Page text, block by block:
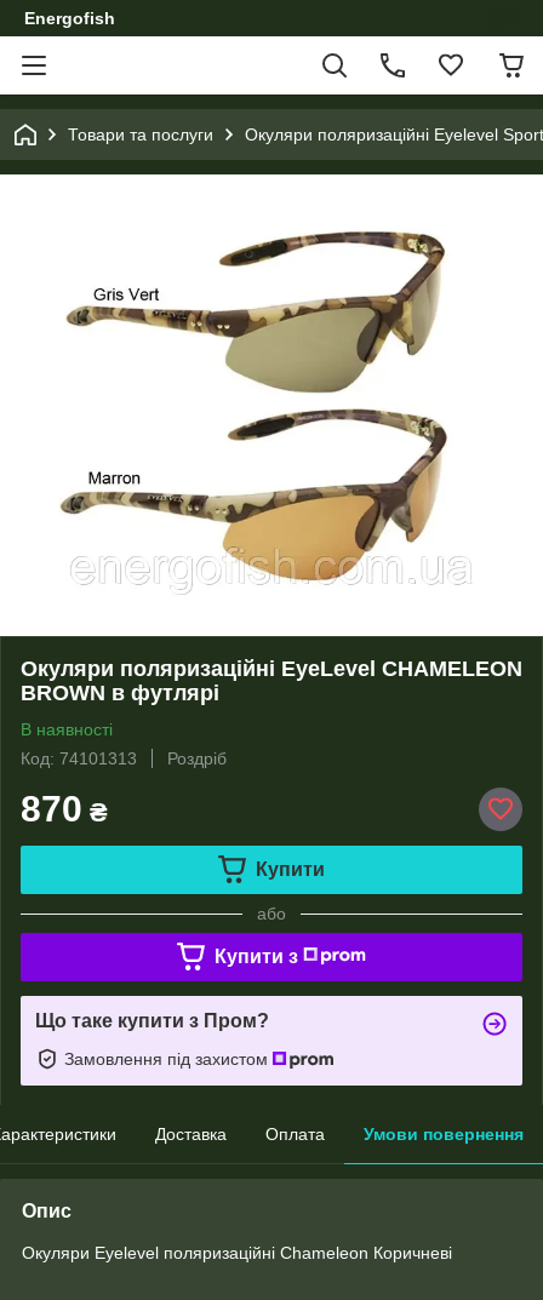
Energofish
Товари та послуги Окуляри поляризаційні Eyelevel
Окуляри поляризаційні EyeLevel CHAMELEON
BROWN в футлярі
В наявності
Код: 74101313
Роздріб
870 ₴
Купити
або
Купити з
Що таке купити з Пром?
Замовлення під захистом
Доставка Оплата Умови повернення
Опис
Окуляри Eyelevel поляризаційні Chameleon Коричневі